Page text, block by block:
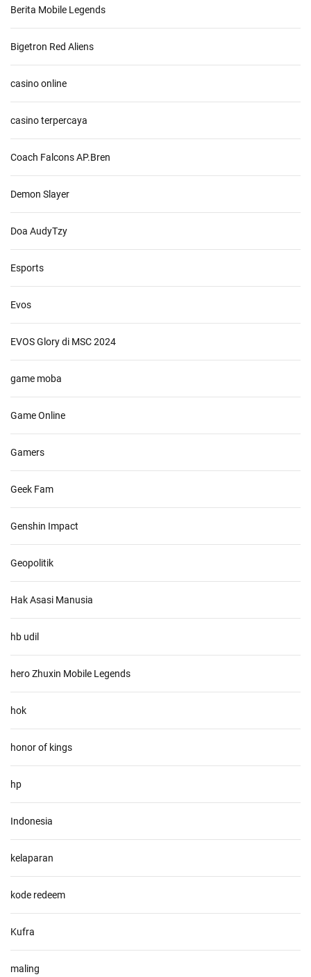
Berita Mobile Legends
Bigetron Red Aliens
casino online
casino terpercaya
Coach Falcons AP.Bren
Demon Slayer
Doa AudyTzy
Esports
Evos
EVOS Glory di MSC 2024
game moba
Game Online
Gamers
Geek Fam
Genshin Impact
Geopolitik
Hak Asasi Manusia
hb udil
hero Zhuxin Mobile Legends
hok
honor of kings
hp
Indonesia
kelaparan
kode redeem
Kufra
maling